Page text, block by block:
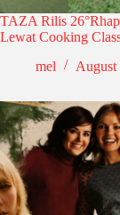
TAZA Rilis
Lewat Cooking
mel
August